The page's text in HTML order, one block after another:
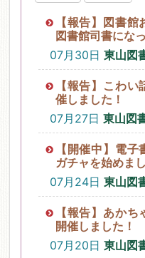
【報告】図書
図書館司書にな
07月30日 東山図
【報告】こわ
催しました！
07月27日 東山図
【開催中】電
ガチャを始めま
07月24日 東山図
【報告】あか
開催しました！
07月20日 東山図